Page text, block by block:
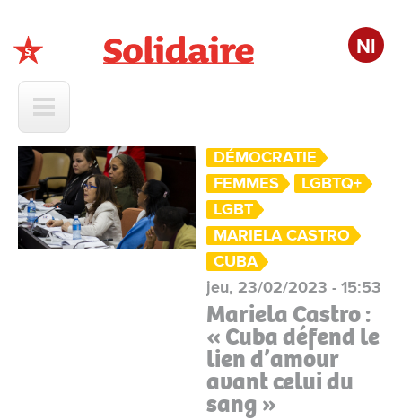
Nl
DÉMOCRATIE
FEMMES
LGBTQ+
LGBT
MARIELA CASTRO
CUBA
jeu, 23/02/2023 - 15:53
Mariela Castro :
« Cuba défend le
lien d’amour
avant celui du
sang »